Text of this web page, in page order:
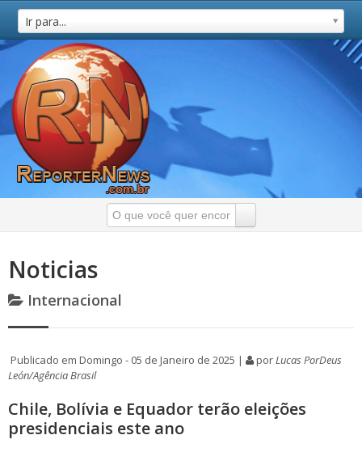
Ir para...
Noticias
Internacional
Publicado em Domingo - 05 de Janeiro de 2025 | porLucas PorDeus
León/Agência Brasil
Chile, Bolívia e Equador terão eleições
presidenciais este ano